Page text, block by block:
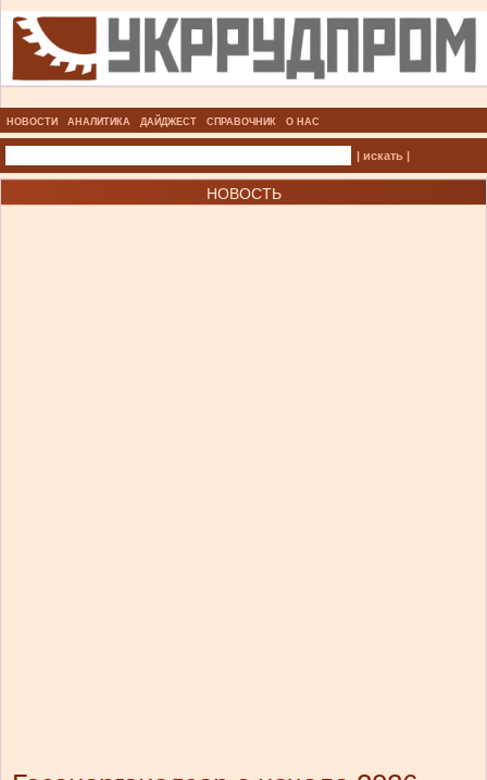
НОВОСТИ АНАЛИТИКА ДАЙДЖЕСТ СПРАВОЧНИК О НАС
| искать |
НОВОСТЬ